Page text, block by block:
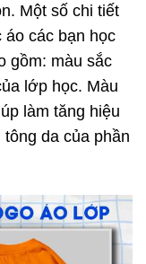
Một số chi tiết
áo các bạn học
gồm: màu sắc
lớp học. Màu
làm tăng hiệu
da của phần